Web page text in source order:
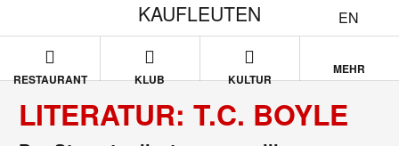
EN
KAUFLEUTEN
RESTAURANT KLUB KULTUR
MEHR
LITERATUR: T.C. BOYLE